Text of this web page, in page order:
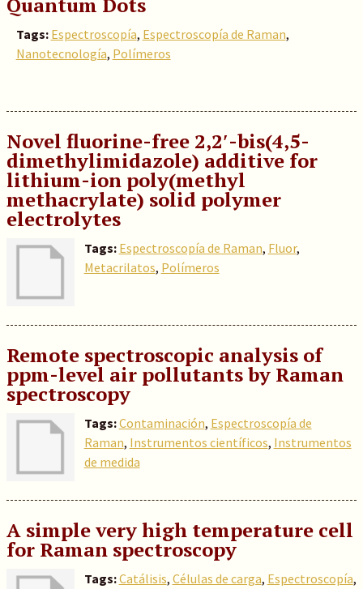
Tags: Espectroscopía, Espectroscopía de Raman,
Nanotecnología, Polímeros
Novel fluorine-free 2,2′-bis(4,5-
dimethylimidazole) additive for
lithium-ion poly(methyl
methacrylate) solid polymer
electrolytes
Tags: Espectroscopía de Raman, Fluor,
Metacrilatos, Polímeros
Remote spectroscopic analysis of
ppm-level air pollutants by Raman
spectroscopy
Tags:Contaminación, Espectroscopía de
Raman, Instrumentos científicos, Instrumentos
de medida
A simple very high temperature cell
for Raman spectroscopy
Tags:Catálisis, Células de carga, Espectroscopía,